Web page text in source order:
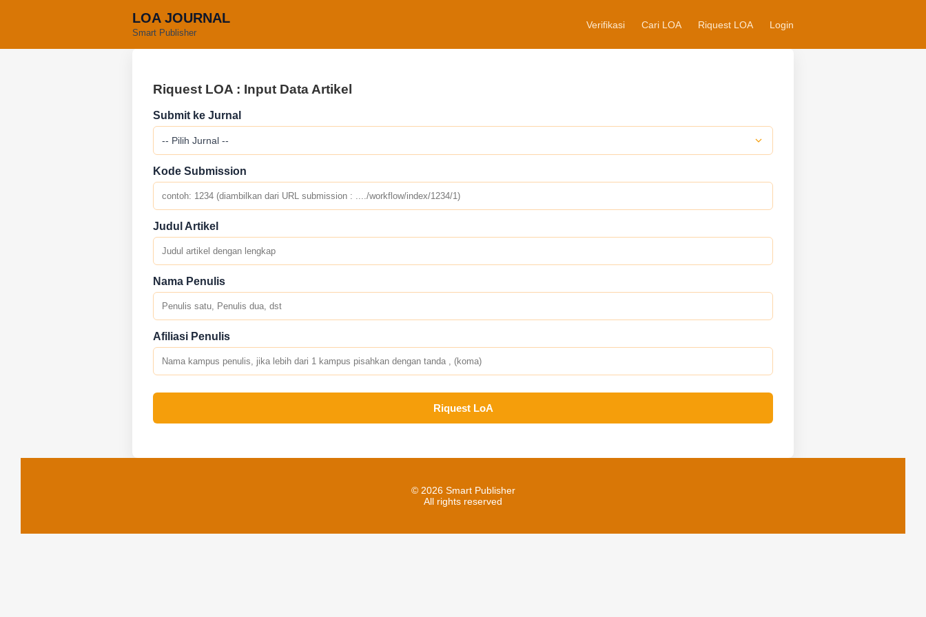
LOA JOURNAL
Smart Publisher
Verifikasi Cari LOA Riquest LOA Login
Riquest LOA : Input Data Artikel
Submit ke Jurnal
Kode Submission
Judul Artikel
Nama Penulis
Afiliasi Penulis
Riquest LoA
© 2026 Smart Publisher
All rights reserved